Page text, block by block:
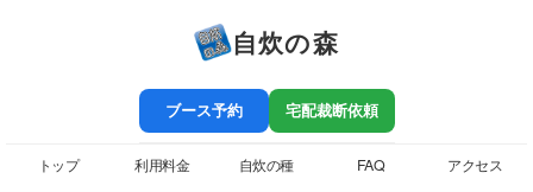
自炊の森
ブース予約 宅配裁断依頼
トップ 利用料金 自炊の種 FAQ アクセス